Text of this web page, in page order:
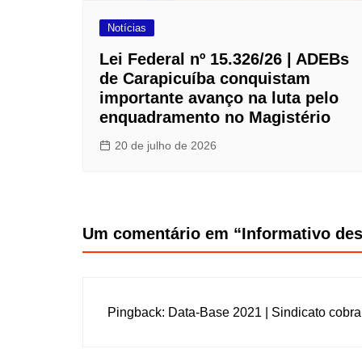
Notícias
Lei Federal nº 15.326/26 | ADEBs
de Carapicuíba conquistam
importante avanço na luta pelo
enquadramento no Magistério
20 de julho de 2026
Um comentário em “Informativo
Pingback: Data-Base 2021 | Sindicato